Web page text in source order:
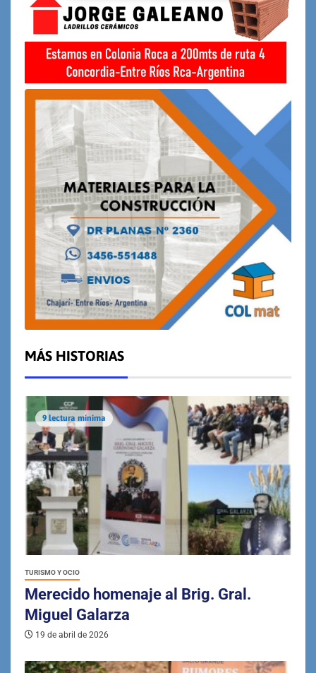
MÁS HISTORIAS
9 lectura mínima
TURISMO Y OCIO
Merecido homenaje al Brig. Gral.
Miguel Galarza
19 de abril de 2026